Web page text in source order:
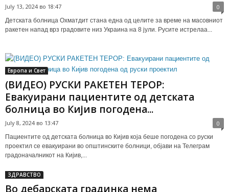
July 13, 2024 во 18:47 0
Детската болница Охматдит стана една од целите за време на масовниот
ракетен напад врз градовите низ Украина на 8 јули. Русите истрелаа...
Европа и Свет
(ВИДЕО) РУСКИ РАКЕТЕН ТЕРОР:
Евакуирани пациентите од детската
болница во Кијив погодена...
July 8, 2024 во 13:47 0
Пациентите од детската болница во Кијив која беше погодена со руски
проектил се евакуирани во општинските болници, објави на Телеграм
градоначалникот на Кијив,...
ЗДРАВСТВО
Во дебарската градинка нема